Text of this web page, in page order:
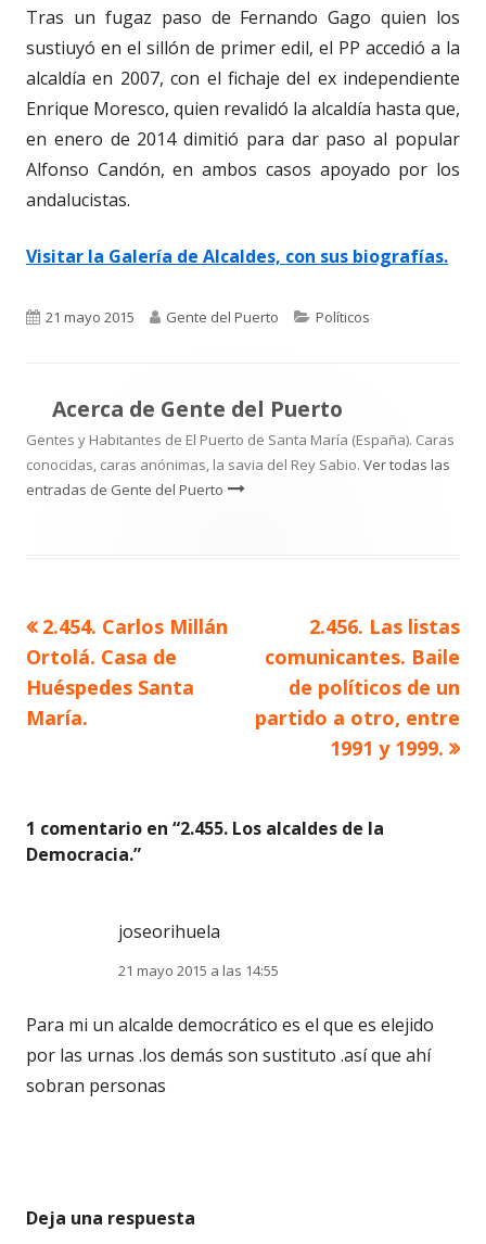
Tras un fugaz paso de Fernando Gago quien los
sustiuyó en el sillón de primer edil, el PP accedió a la
alcaldía en 2007, con el fichaje del ex independiente
Enrique Moresco, quien revalidó la alcaldía hasta que,
en enero de 2014 dimitió para dar paso al popular
Alfonso Candón, en ambos casos apoyado por los
andalucistas.
Visitar la Galería de Alcaldes, con sus biografías.
Publicado
21 mayo 2015 Autor
Gente del Puerto Categorías
Políticos
Acerca de Gente del Puerto
Gentes y Habitantes de El Puerto de Santa María (España). Caras
conocidas, caras anónimas, la savia del Rey Sabio. Ver todas las
entradas de Gente del Puerto
Navegación
de
entradas
Artículo
anterior
2.454. Carlos Millán
Ortolá. Casa de
Huéspedes Santa
María.
Artículo
siguiente
2.456. Las listas
comunicantes. Baile
de políticos de un
partido a otro, entre
1991 y 1999.
1 comentario en “2.455. Los alcaldes de la
Democracia.”
joseorihuela
21 mayo 2015 a las 14:55
Para mi un alcalde democrático es el que es elejido
por las urnas .los demás son sustituto .así que ahí
sobran personas
Deja una respuesta